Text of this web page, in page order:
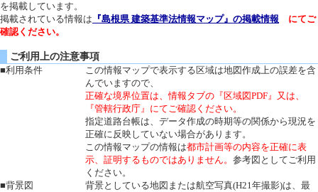
を掲載しています。
掲載されている情報は 『島根県 建築基準法情報マップ』の掲載情報 にてご
確認ください。
ご利用上の注意事項
■利用条件
この情報マップで表示する区域は地図作成上の誤差を含
んでいますので、
正確な境界位置は、情報タブの『区域図PDF』又は、
『管轄行政庁』にてご確認ください。
指定道路台帳は、データ作成の時期等の関係から現況を
正確に反映していない場合があります。
この情報マップの情報は都市計画等の内容を正確に表
示、証明するものではありません。 参考図としてご利用
ください。
■背景図
背景としている地図または航空写真(H21年撮影)は、最